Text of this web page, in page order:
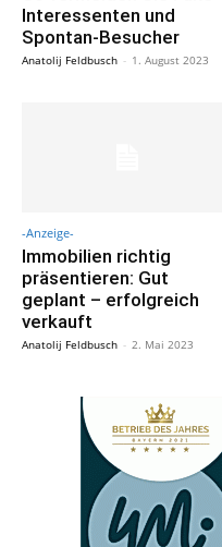
Interessenten und
Spontan-Besucher
Anatolij Feldbusch - 1. August 2023
-Anzeige-
Immobilien richtig
präsentieren: Gut
geplant – erfolgreich
verkauft
Anatolij Feldbusch - 2. Mai 2023